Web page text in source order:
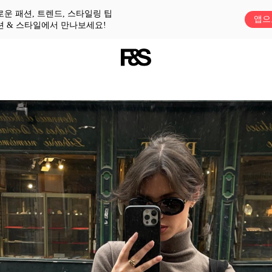
운 패션, 트렌드, 스타일링 팁
& 스타일에서 만나보세요!
앱